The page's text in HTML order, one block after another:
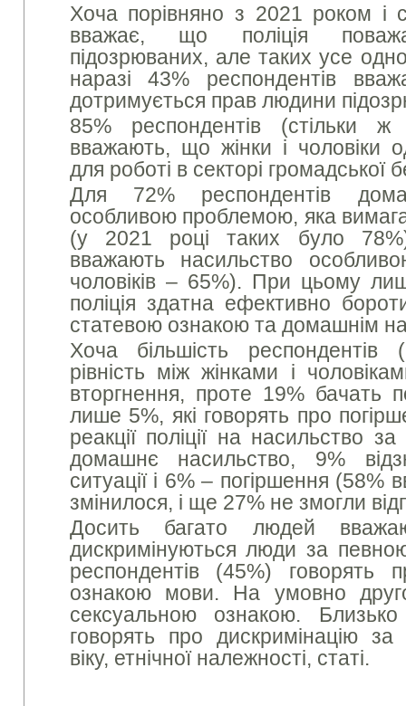
Хоча порівняно з 2021 роком і
вважає, що поліція
підозрюваних, але таких усе
наразі 43% респондентів
дотримується прав людини
85% респондентів (стільки
вважають, що жінки і чоловіки
для роботі в секторі громадської
Для 72% респондентів
особливою проблемою, яка
(у 2021 році таких було
вважають насильство
чоловіків – 65%). При цьому
поліція здатна ефективно
статевою ознакою та домашнім
Хоча більшість
рівність між жінками і
вторгнення, проте 19% бачать
лише 5%, які говорять про
реакції поліції на насильство
домашнє насильство, 9%
ситуації і 6% – погіршення (58%
змінилося, і ще 27% не змогли
Досить багато людей
дискримінуються люди за
респондентів (45%) говорять
ознакою мови. На умовно
сексуальною ознакою. Близько
говорять про дискримінацію за
віку, етнічної належності, статі.